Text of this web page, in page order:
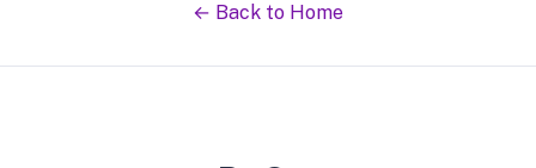
← Back to Home